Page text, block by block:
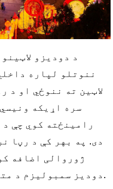
د دودیزو
ننوتلو لپاره
لاټین ته ننوځي او د
سره اړیکه
رامینځته کوي چې د
دی. په بهر کې د رڼا
ژوروالی اضافه
دودیز سمبولیزم د متقابل ټیکنالوژۍ سره یوځای کوي.